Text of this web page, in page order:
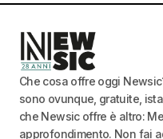
Che cosa offre oggi
sono ovunque, gratuite,
che Newsic offre è altro:
approfondimento. Non fai